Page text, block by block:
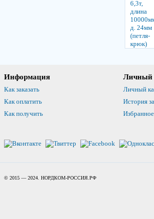
Информация
Как заказать
Как оплатить
Как получить
Личный
Личный
История
Избранное
© 2015 — 2024. НОРДКОМ-РОССИЯ.РФ